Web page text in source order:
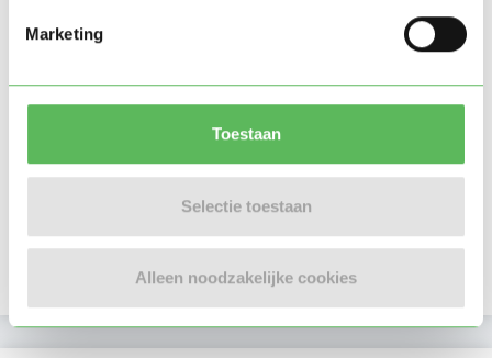
Marketing
Toestaan
Selectie toestaan
Alleen noodzakelijke cookies